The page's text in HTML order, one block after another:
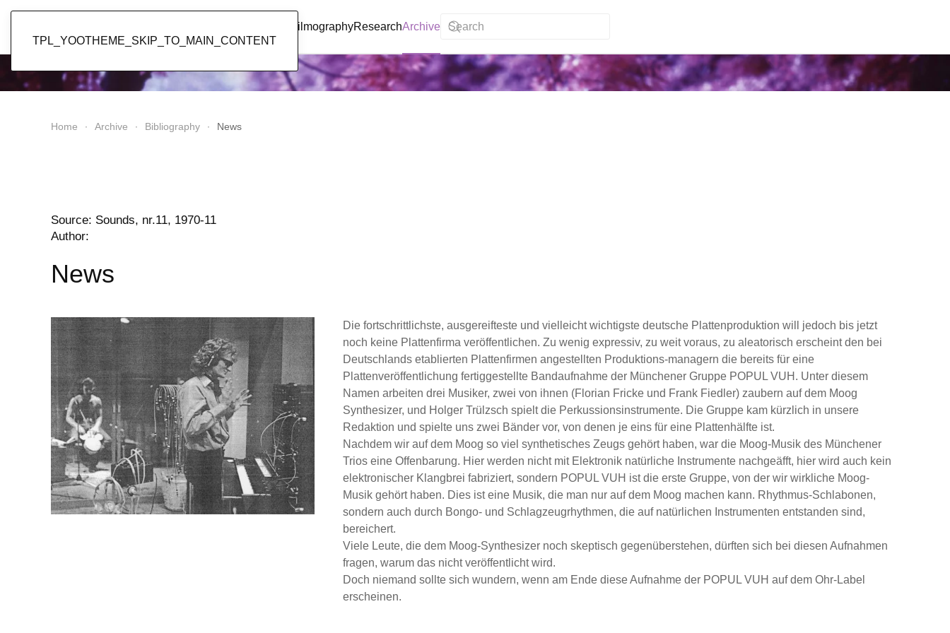
TPL_YOOTHEME_SKIP_TO_MAIN_CONTENT
FilmographyResearchArchive
Home Archive Bibliography News
Source: Sounds, nr.11, 1970-11
Author:
News
Die fortschrittlichste, ausgereifteste und vielleicht wichtigste deutsche Plattenproduktion will jedoch bis jetzt
noch keine Plattenfirma veröffentlichen. Zu wenig expressiv, zu weit voraus, zu aleatorisch erscheint den bei
Deutschlands etablierten Plattenfirmen angestellten Produktions-managern die bereits für eine
Plattenveröffentlichung fertiggestellte Bandaufnahme der Münchener Gruppe POPUL VUH. Unter diesem
Namen arbeiten drei Musiker, zwei von ihnen (Florian Fricke und Frank Fiedler) zaubern auf dem Moog
Synthesizer, und Holger Trülzsch spielt die Perkussionsinstrumente. Die Gruppe kam kürzlich in unsere
Redaktion und spielte uns zwei Bänder vor, von denen je eins für eine Plattenhälfte ist.
Nachdem wir auf dem Moog so viel synthetisches Zeugs gehört haben, war die Moog-Musik des Münchener
Trios eine Offenbarung. Hier werden nicht mit Elektronik natürliche Instrumente nachgeäfft, hier wird auch kein
elektronischer Klangbrei fabriziert, sondern POPUL VUH ist die erste Gruppe, von der wir wirkliche Moog-
Musik gehört haben. Dies ist eine Musik, die man nur auf dem Moog machen kann. Rhythmus-Schlabonen,
sondern auch durch Bongo- und Schlagzeugrhythmen, die auf natürlichen Instrumenten entstanden sind,
bereichert.
Viele Leute, die dem Moog-Synthesizer noch skeptisch gegenüberstehen, dürften sich bei diesen Aufnahmen
fragen, warum das nicht veröffentlicht wird.
Doch niemand sollte sich wundern, wenn am Ende diese Aufnahme der POPUL VUH auf dem Ohr-Label
erscheinen.